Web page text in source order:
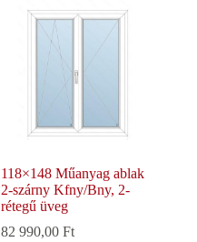
118×148 Műanyag ablak
2-szárny Kfny/Bny, 2-
rétegű üveg
82 990,00Ft